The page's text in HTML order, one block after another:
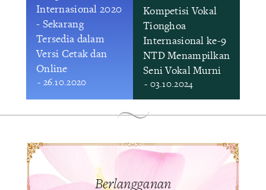
Internasional 2020
- Sekarang
Tersedia dalam
Versi Cetak dan
Online
- 26.10.2020
Kompetisi Vokal
Tionghoa
Internasional ke-9
NTD Menampilkan
Seni Vokal Murni
- 03.10.2024
Berlangganan